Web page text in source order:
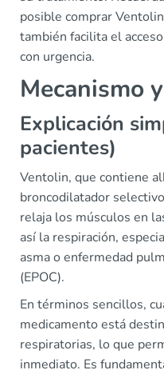
posible comprar
también facilita el
con urgencia.
Mecanismo
Explicación
pacientes)
Ventolin, que contiene
broncodilatador
relaja los músculos en
así la respiración,
asma o enfermedad
(EPOC).
En términos sencillos,
medicamento está
respiratorias, lo que
inmediato. Es